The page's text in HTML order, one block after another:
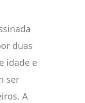
duas
idade e
ser
A